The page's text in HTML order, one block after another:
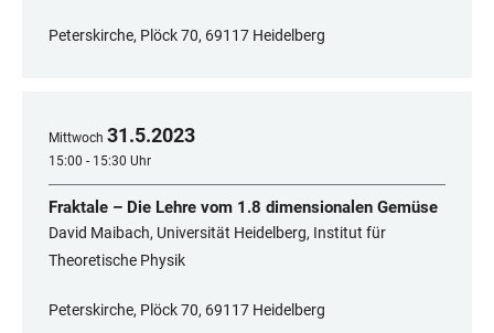
Peterskirche, Plöck 70, 69117 Heidelberg
Mittwoch 31.5.2023
15:00 - 15:30 Uhr
Fraktale – Die Lehre vom 1.8 dimensionalen Gemüse
David Maibach, Universität Heidelberg, Institut für
Theoretische Physik
Peterskirche, Plöck 70, 69117 Heidelberg